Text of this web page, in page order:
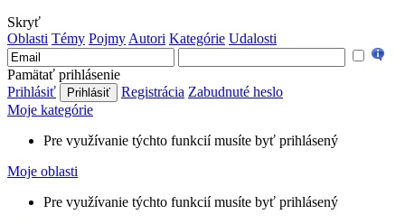
Skryť
Oblasti Témy Pojmy Autori Kategórie Udalosti
Pamätať prihlásenie
Prihlásiť
Registrácia Zabudnuté heslo
Moje kategórie
Pre využívanie týchto funkcií musíte byť prihlásený
Moje oblasti
Pre využívanie týchto funkcií musíte byť prihlásený